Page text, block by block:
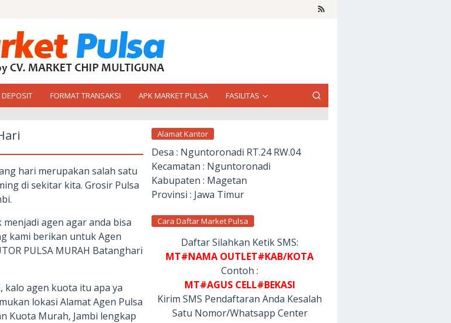
DEPOSIT FORMAT TRANSAKSI APK MARKET PULSA FASILITAS
hari merupakan salah satu
di sekitar kita. Grosir Pulsa
agen agar anda bisa
kami berikan untuk Agen
PULSA MURAH Batanghari
agen kuota itu apa ya
lokasi Alamat Agen Pulsa
Kuota Murah, Jambi lengkap
Alamat Kantor
Desa : Nguntoronadi RT.24 RW.04
Kecamatan : Nguntoronadi
Kabupaten : Magetan
Provinsi : Jawa Timur
Cara Daftar Market Pulsa
Daftar Silahkan Ketik SMS:
MT#NAMA OUTLET#KAB/KOTA
Contoh :
MT#AGUS CELL#BEKASI
Kirim SMS Pendaftaran Anda Kesalah
Satu Nomor/Whatsapp Center